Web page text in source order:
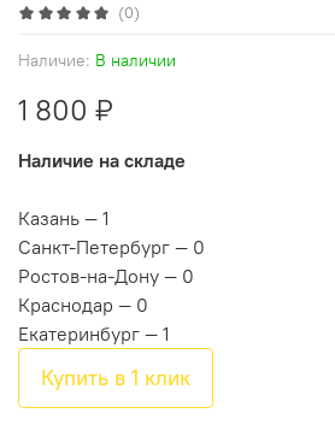
(0)
Наличие: В наличии
1 800 ₽
Наличие на складе
Казань — 1
Санкт-Петербург — 0
Ростов-на-Дону — 0
Краснодар — 0
Екатеринбург — 1
Купить в 1 клик